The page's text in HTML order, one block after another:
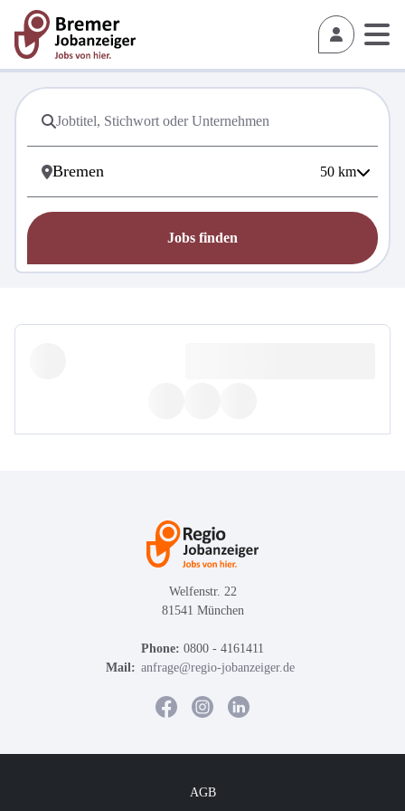
50 km
Jobs finden
Welfenstr. 22
81541 München
Phone: 0800 - 4161411
Mail: anfrage@regio-jobanzeiger.de
AGB